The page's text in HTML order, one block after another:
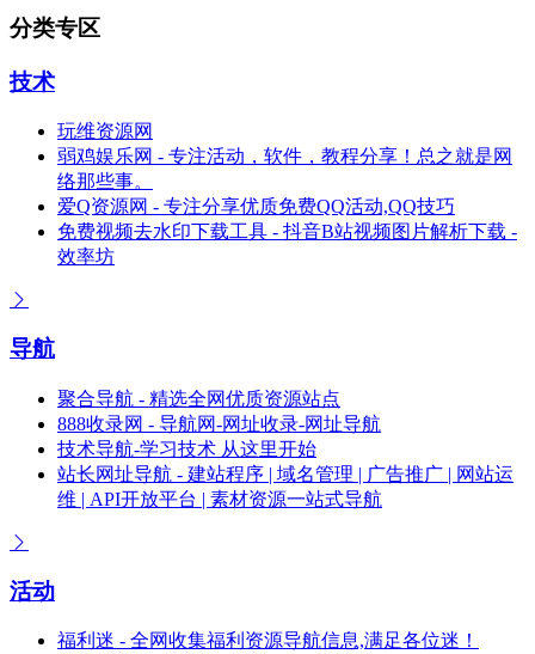
分类专区
技术
玩维资源网
弱鸡娱乐网 - 专注活动，软件，教程分享！总之就是网
络那些事。
爱Q资源网 - 专注分享优质免费QQ活动,QQ技巧
免费视频去水印下载工具 - 抖音B站视频图片解析下载 -
效率坊
导航
聚合导航 - 精选全网优质资源站点
888收录网 - 导航网-网址收录-网址导航
技术导航-学习技术 从这里开始
站长网址导航 - 建站程序 | 域名管理 | 广告推广 | 网站运
维 | API开放平台 | 素材资源一站式导航
活动
福利迷 - 全网收集福利资源导航信息,满足各位迷！